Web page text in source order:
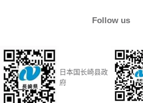
Follow us
日本国长崎县政
府